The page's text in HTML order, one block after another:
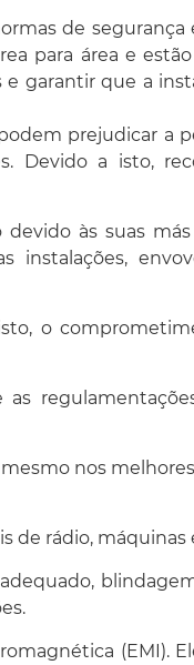
de segurança
para área e
garantir que a
prejudicar a
Devido a isto,
às suas
instalações,
o
nos
rádio, máquinas
(EMI).